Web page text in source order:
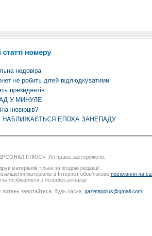
статті номеру
недовіра
не робить дітей відлюдкуватими
президентів
У МИНУЛЕ
іновірців?
НАБЛИЖАЄТЬСЯ ЕПОХА ЗАНЕПАДУ
ПЛЮС». Усі права застережено.
матеріалів тільки за згодою редакції.
матеріалів в Інтернет обов’язкове посилання на
незбігатися з позицією редакції
питань звертайтеся, будь ласка, gazetapplus@gmail.com